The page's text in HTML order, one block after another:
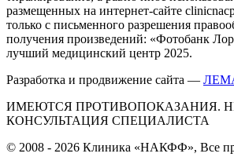
размещенных на интернет-сайте
только с письменного разрешения
получения произведений: «Фотобанк
лучший медицинский центр 2025.
Разработка и продвижение сайта —
ИМЕЮТСЯ ПРОТИВОПОКАЗАНИЯ.
КОНСУЛЬТАЦИЯ СПЕЦИАЛИСТА
© 2008 - 2026 Клиника «НАКФФ», Все